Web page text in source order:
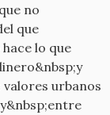
no
que
lo que
urbanos